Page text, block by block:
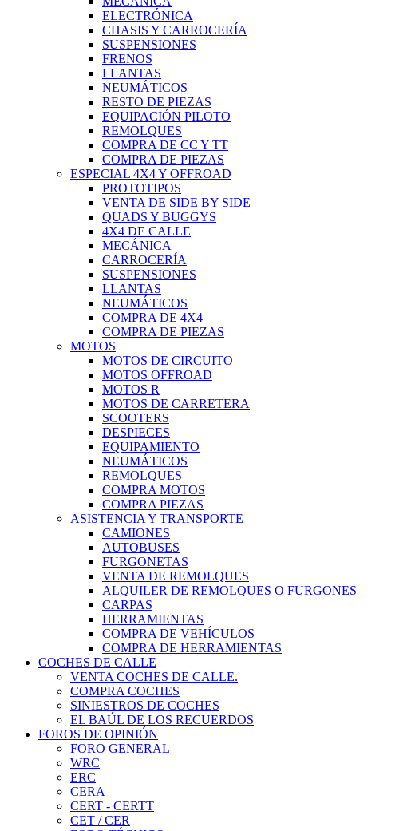
ELECTRÓNICA
CHASIS Y CARROCERÍA
SUSPENSIONES
FRENOS
LLANTAS
NEUMÁTICOS
RESTO DE PIEZAS
EQUIPACIÓN PILOTO
REMOLQUES
COMPRA DE CC Y TT
COMPRA DE PIEZAS
ESPECIAL 4X4 Y OFFROAD
PROTOTIPOS
VENTA DE SIDE BY SIDE
QUADS Y BUGGYS
4X4 DE CALLE
MECÁNICA
CARROCERÍA
SUSPENSIONES
LLANTAS
NEUMÁTICOS
COMPRA DE 4X4
COMPRA DE PIEZAS
MOTOS
MOTOS DE CIRCUITO
MOTOS OFFROAD
MOTOS R
MOTOS DE CARRETERA
SCOOTERS
DESPIECES
EQUIPAMIENTO
NEUMÁTICOS
REMOLQUES
COMPRA MOTOS
COMPRA PIEZAS
ASISTENCIA Y TRANSPORTE
CAMIONES
AUTOBUSES
FURGONETAS
VENTA DE REMOLQUES
ALQUILER DE REMOLQUES O FURGONES
CARPAS
HERRAMIENTAS
COMPRA DE VEHÍCULOS
COMPRA DE HERRAMIENTAS
COCHES DE CALLE
VENTA COCHES DE CALLE.
COMPRA COCHES
SINIESTROS DE COCHES
EL BAÚL DE LOS RECUERDOS
FOROS DE OPINIÓN
FORO GENERAL
WRC
ERC
CERA
CERT - CERTT
CET / CER